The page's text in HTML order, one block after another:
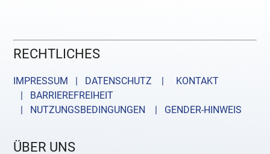
RECHTLICHES
IMPRESSUM | DATENSCHUTZ |
KONTAKT
| BARRIEREFREIHEIT
| NUTZUNGSBEDINGUNGEN
| GENDER-HINWEIS
ÜBER UNS